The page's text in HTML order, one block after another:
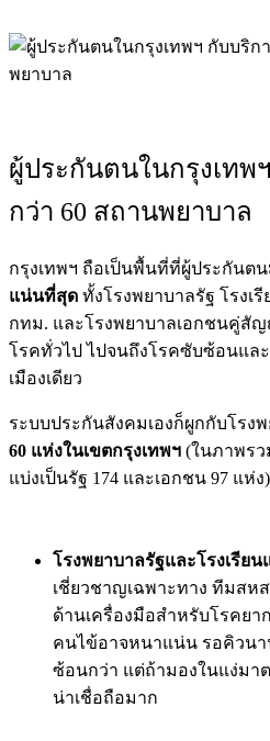
ผู้ประกันตนในกรุงเทพ
กว่า 60 สถานพยาบาล
กรุงเทพฯ ถือเป็นพื้นที่ที่ผู้ประกันตน
แน่นที่สุด ทั้งโรงพยาบาลรัฐ โรงเ
กทม. และโรงพยาบาลเอกชนคู่สั
โรคทั่วไป ไปจนถึงโรคซับซ้อนแล
เมืองเดียว
ระบบประกันสังคมเองก็ผูกกับโรง
60 แห่งในเขตกรุงเทพฯ (ในภาพร
แบ่งเป็นรัฐ 174 และเอกชน 97 แห่
โรงพยาบาลรัฐและโรงเรีย
เชี่ยวชาญเฉพาะทาง ทีมสห
ด้านเครื่องมือสำหรับโรคย
คนไข้อาจหนาแน่น รอคิวน
ซ้อนกว่า แต่ถ้ามองในแง่มา
น่าเชื่อถือมาก